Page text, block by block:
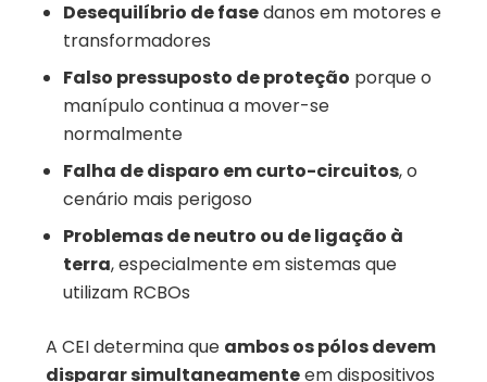
Desequilíbrio de fasedanos em motores e
transformadores
Falso pressuposto de proteção porque o
manípulo continua a mover-se
normalmente
Falha de disparo em curto-circuitos, o
cenário mais perigoso
Problemas de neutro ou de ligação à
terra, especialmente em sistemas que
utilizam RCBOs
A CEI determina que ambos os pólos devem
disparar simultaneamenteem dispositivos